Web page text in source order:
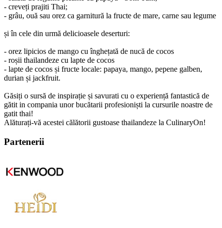
- creveți prajiti Thai;
- grâu, ouă sau orez ca garnitură la fructe de mare, carne sau legume
și în cele din urmă delicioasele deserturi:
- orez lipicios de mango cu înghețată de nucă de cocos
- roșii thailandeze cu lapte de cocos
- lapte de cocos și fructe locale: papaya, mango, pepene galben,
durian și jackfruit.
Găsiți o sursă de inspirație și savurati cu o experiență fantastică de
gătit in compania unor bucătarii profesioniști la cursurile noastre de
gatit thai!
Alăturați-vă acestei călătorii gustoase thailandeze la CulinaryOn!
Partenerii